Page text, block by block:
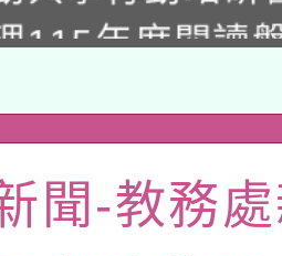
115年度閱讀
養講師名單
容與教學軟
聞-教務